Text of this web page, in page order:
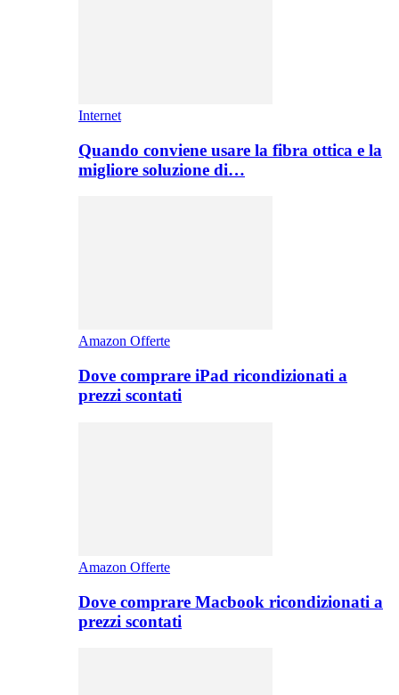
Internet
Quando conviene usare la fibra ottica e la
migliore soluzione di…
Amazon Offerte
Dove comprare iPad ricondizionati a
prezzi scontati
Amazon Offerte
Dove comprare Macbook ricondizionati a
prezzi scontati